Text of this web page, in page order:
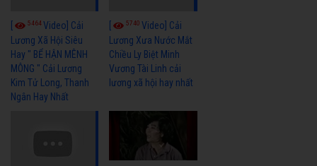
5464Video] Cải
Lương Xã Hội Siêu
Hay " BỂ HẬN MÊNH
MÔNG " Cải Lương
Kim Tử Long, Thanh
Ngân Hay Nhất
5740Video] Cải
Lương Xưa Nước Mắt
Chiều Ly Biệt Minh
Vương Tài Linh cải
lương xã hội hay nhất